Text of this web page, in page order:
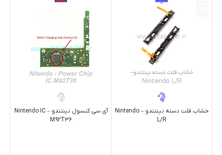
خشاب فلت دسته نینتندو – Nintendo
L/R
آي سي کنسول نینتندو – Nintendo IC
M92T36